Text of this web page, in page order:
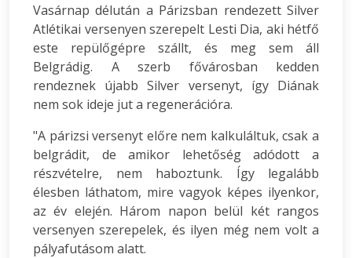
Vasárnap délután a Párizsban rendezett Silver
Atlétikai versenyen szerepelt Lesti Dia, aki hétfő
este repülőgépre szállt, és meg sem áll
Belgrádig. A szerb fővárosban kedden
rendeznek újabb Silver versenyt, így Diának
nem sok ideje jut a regenerációra.
"A párizsi versenyt előre nem kalkuláltuk, csak a
belgrádit, de amikor lehetőség adódott a
részvételre, nem haboztunk. Így legalább
élesben láthatom, mire vagyok képes ilyenkor,
az év elején. Három napon belül két rangos
versenyen szerepelek, és ilyen még nem volt a
pályafutásom alatt.